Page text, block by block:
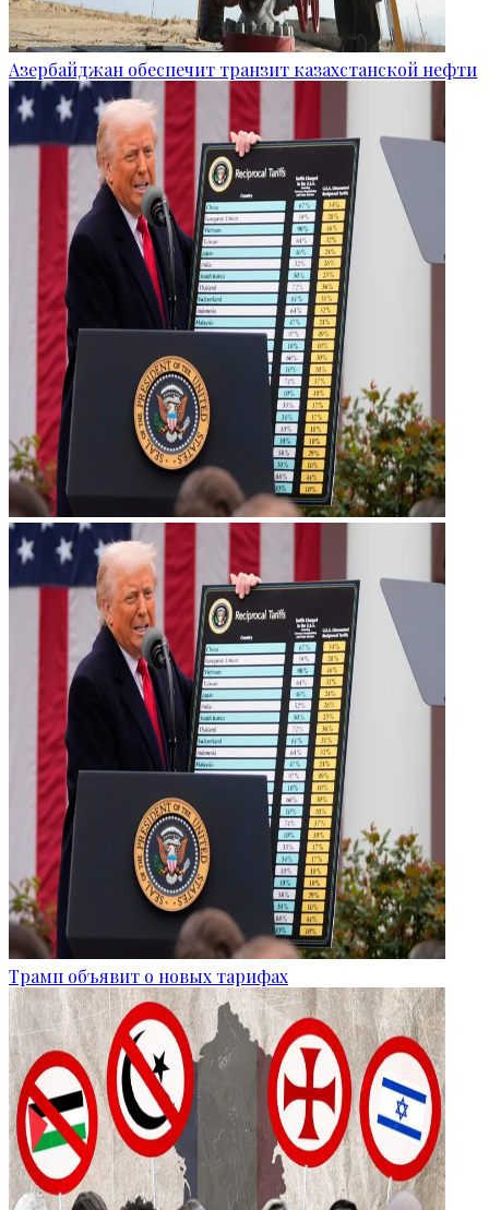
Азербайджан обеспечит транзит казахстанской нефти
Трамп объявит о новых тарифах